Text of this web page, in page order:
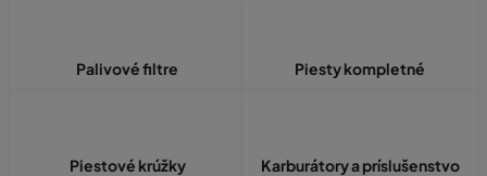
Palivové filtre Piesty kompletné
Piestové krúžky Karburátory a príslušenstvo